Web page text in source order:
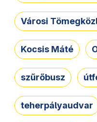
Városi
Kocsis Máté
szűrőbusz
teherpályaudvar